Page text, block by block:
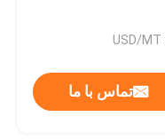
تماس با ما